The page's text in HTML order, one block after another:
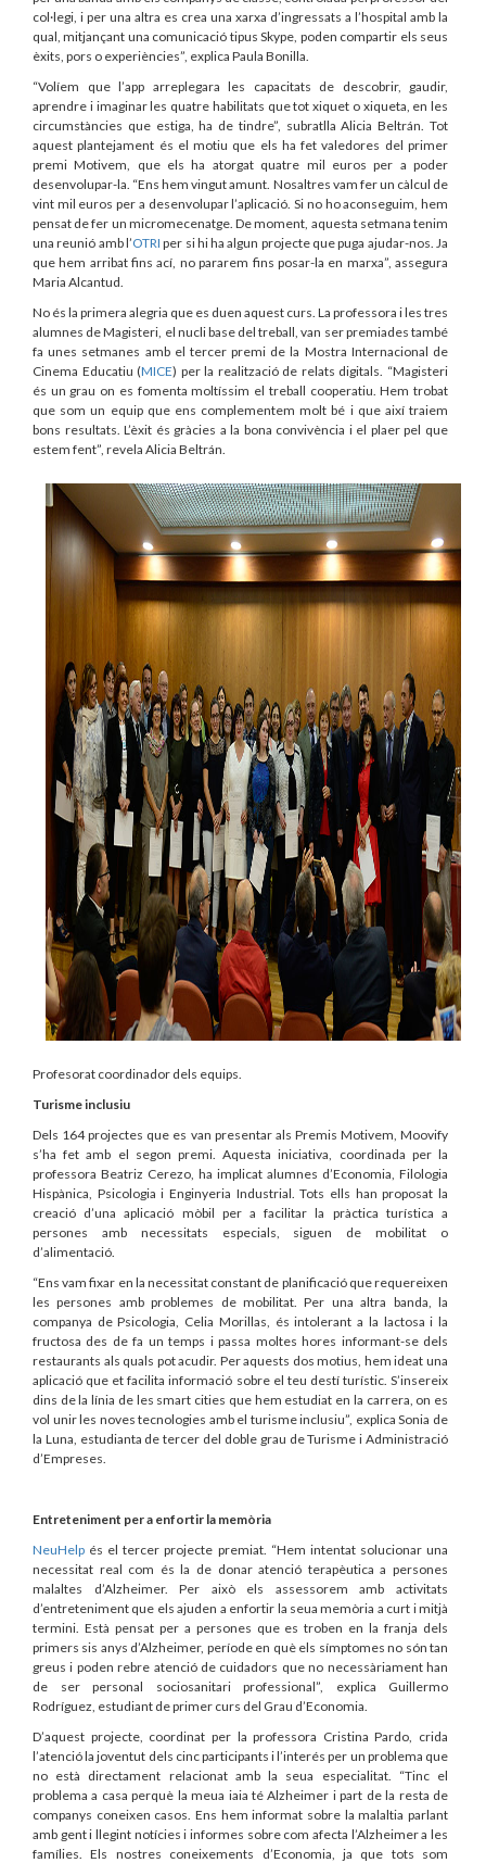
col·legi, i per una altra es crea una xarxa d’ingressats a l’hospital amb la
qual, mitjançant una comunicació tipus Skype, poden compartir els seus
èxits, pors o experiències”, explica Paula Bonilla.
“Volíem que l’app arreplegara les capacitats de descobrir, gaudir,
aprendre i imaginar les quatre habilitats que tot xiquet o xiqueta, en les
circumstàncies que estiga, ha de tindre”, subratlla Alicia Beltrán. Tot
aquest plantejament és el motiu que els ha fet valedores del primer
premi Motivem, que els ha atorgat quatre mil euros per a poder
desenvolupar-la. “Ens hem vingut amunt. Nosaltres vam fer un càlcul de
vint mil euros per a desenvolupar l’aplicació. Si no ho aconseguim, hem
pensat de fer un micromecenatge. De moment, aquesta setmana tenim
una reunió amb l’OTRI per si hi ha algun projecte que puga ajudar-nos. Ja
que hem arribat fins ací, no pararem fins posar-la en marxa”, assegura
Maria Alcantud.
No és la primera alegria que es duen aquest curs. La professora i les tres
alumnes de Magisteri, el nucli base del treball, van ser premiades també
fa unes setmanes amb el tercer premi de la Mostra Internacional de
Cinema Educatiu (MICE) per la realització de relats digitals. “Magisteri
és un grau on es fomenta moltíssim el treball cooperatiu. Hem trobat
que som un equip que ens complementem molt bé i que així traiem
bons resultats. L’èxit és gràcies a la bona convivència i el plaer pel que
estem fent”, revela Alicia Beltrán.
Profesorat coordinador dels equips.
Turisme inclusiu
Dels 164 projectes que es van presentar als Premis Motivem, Moovify
s’ha fet amb el segon premi. Aquesta iniciativa, coordinada per la
professora Beatriz Cerezo, ha implicat alumnes d’Economia, Filologia
Hispànica, Psicologia i Enginyeria Industrial. Tots ells han proposat la
creació d’una aplicació mòbil per a facilitar la pràctica turística a
persones amb necessitats especials, siguen de mobilitat o
d’alimentació.
“Ens vam fixar en la necessitat constant de planificació que requereixen
les persones amb problemes de mobilitat. Per una altra banda, la
companya de Psicologia, Celia Morillas, és intolerant a la lactosa i la
fructosa des de fa un temps i passa moltes hores informant-se dels
restaurants als quals pot acudir. Per aquests dos motius, hem ideat una
aplicació que et facilita informació sobre el teu destí turístic. S’insereix
dins de la línia de les smart cities que hem estudiat en la carrera, on es
vol unir les noves tecnologies amb el turisme inclusiu”, explica Sonia de
la Luna, estudianta de tercer del doble grau de Turisme i Administració
d’Empreses.
Entreteniment per a enfortir la memòria
NeuHelp és el tercer projecte premiat. “Hem intentat solucionar una
necessitat real com és la de donar atenció terapèutica a persones
malaltes d’Alzheimer. Per això els assessorem amb activitats
d’entreteniment que els ajuden a enfortir la seua memòria a curt i mitjà
termini. Està pensat per a persones que es troben en la franja dels
primers sis anys d’Alzheimer, període en què els símptomes no són tan
greus i poden rebre atenció de cuidadors que no necessàriament han
de ser personal sociosanitari professional”, explica Guillermo
Rodríguez, estudiant de primer curs del Grau d’Economia.
D’aquest projecte, coordinat per la professora Cristina Pardo, crida
l’atenció la joventut dels cinc participants i l’interés per un problema que
no està directament relacionat amb la seua especialitat. “Tinc el
problema a casa perquè la meua iaia té Alzheimer i part de la resta de
companys coneixen casos. Ens hem informat sobre la malaltia parlant
amb gent i llegint notícies i informes sobre com afecta l’Alzheimer a les
famílies. Els nostres coneixements d’Economia, ja que tots som